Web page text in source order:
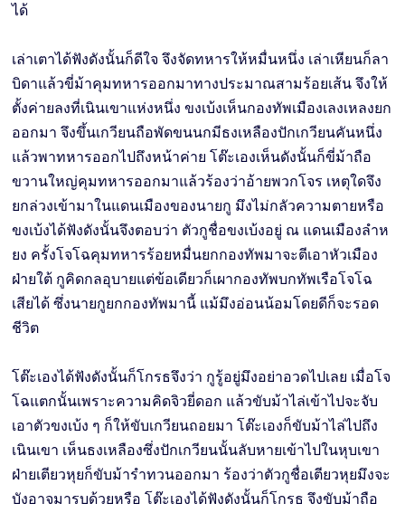
ได้
เล่าเตาได้ฟังดังนั้นก็ดีใจ จึงจัดทหารให้หมื่นหนึ่ง เล่าเหียนก็ลา
บิดาแล้วขี่ม้าคุมทหารออกมาทางประมาณสามร้อยเส้น จึงให้
ตั้งค่ายลงที่เนินเขาแห่งหนึ่ง ขงเบ้งเห็นกองทัพเมืองเลงเหลงยก
ออกมา จึงขึ้นเกวียนถือพัดขนนกมีธงเหลืองปักเกวียนคันหนึ่ง
แล้วพาทหารออกไปถึงหน้าค่าย โต๊ะเองเห็นดังนั้นก็ขี่ม้าถือ
ขวานใหญ่คุมทหารออกมาแล้วร้องว่าอ้ายพวกโจร เหตุใดจึง
ยกล่วงเข้ามาในแดนเมืองของนายกู มึงไม่กลัวความตายหรือ
ขงเบ้งได้ฟังดังนั้นจึงตอบว่า ตัวกูชื่อขงเบ้งอยู่ ณ แดนเมืองลำห
ยง ครั้งโจโฉคุมทหารร้อยหมื่นยกกองทัพมาจะตีเอาหัวเมือง
ฝ่ายใต้ กูคิดกลอุบายแต่ข้อเดียวก็เผากองทัพบกทัพเรือโจโฉ
เสียได้ ซึ่งนายกูยกกองทัพมานี้ แม้มึงอ่อนน้อมโดยดีก็จะรอด
ชีวิต
โต๊ะเองได้ฟังดังนั้นก็โกรธจึงว่า กูรู้อยู่มึงอย่าอวดไปเลย เมื่อโจ
โฉแตกนั้นเพราะความคิดจิวยี่ดอก แล้วขับม้าไล่เข้าไปจะจับ
เอาตัวขงเบ้ง ๆ ก็ให้ขับเกวียนถอยมา โต๊ะเองก็ขับม้าไล่ไปถึง
เนินเขา เห็นธงเหลืองซึ่งปักเกวียนนั้นลับหายเข้าไปในหุบเขา
ฝ่ายเตียวหุยก็ขับม้ารำทวนออกมา ร้องว่าตัวกูชื่อเตียวหุยมึงจะ
บังอาจมารบด้วยหรือ โต๊ะเองได้ฟังดังนั้นก็โกรธ จึงขับม้าถือ